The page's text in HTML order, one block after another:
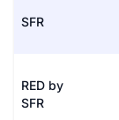
SFR
RED by
SFR